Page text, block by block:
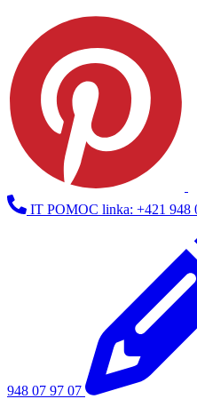
IT POMOC linka: +421 948
948 07 97 07